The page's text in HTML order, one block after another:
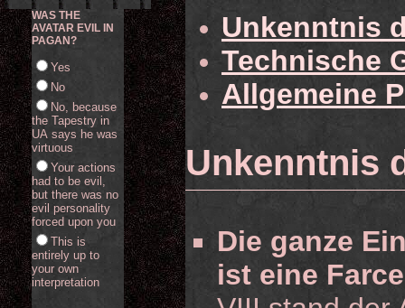
Unkenntnis
Technische
Allgemeine
Unkenntnis
Die ganze
ist eine
WAS THE
AVATAR EVIL IN
PAGAN?
Yes
No
No, because
the Tapestry in
UA says he was
virtuous
Your actions
had to be evil,
but there was no
evil personality
forced upon you
This is
entirely up to
your own
interpretation